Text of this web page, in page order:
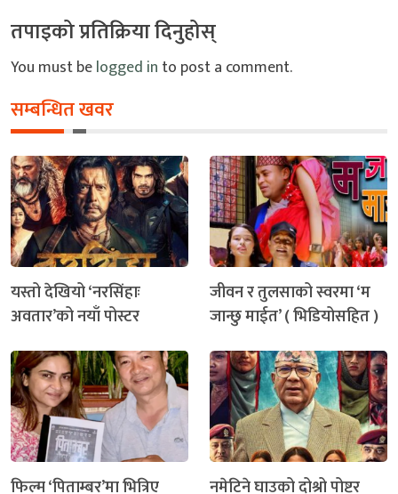
तपाइको प्रतिक्रिया दिनुहोस्
You must belogged in to post a comment.
सम्बन्धित खवर
यस्तो देखियो ‘नरसिंहाः
अवतार’को नयाँ पोस्टर
जीवन र तुलसाको स्वरमा ‘म
जान्छु माईत’ ( भिडियोसहित )
फिल्म ‘पिताम्बर’मा भित्रिए नमेटिने घाउको दोश्रो पोष्टर